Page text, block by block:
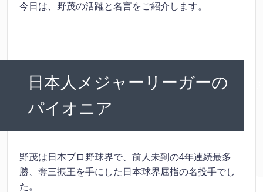
今日は、野茂の活躍と名言をご紹介します。
日本人メジャーリーガーの
パイオニア
野茂は日本プロ野球界で、前人未到の4年連続最多
勝、奪三振王を手にした日本球界屈指の名投手でし
た。